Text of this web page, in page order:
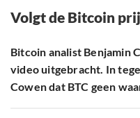
Volgt de Bitcoin
Bitcoin analist Benjamin
video uitgebracht. In
Cowen dat BTC geen